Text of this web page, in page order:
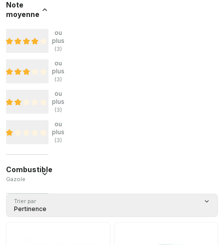
Note
moyenne
ou
plus
(3)
ou
plus
(3)
ou
plus
(3)
ou
plus
(3)
Combustible
Gazole
(9)
Trier par
Pertinence